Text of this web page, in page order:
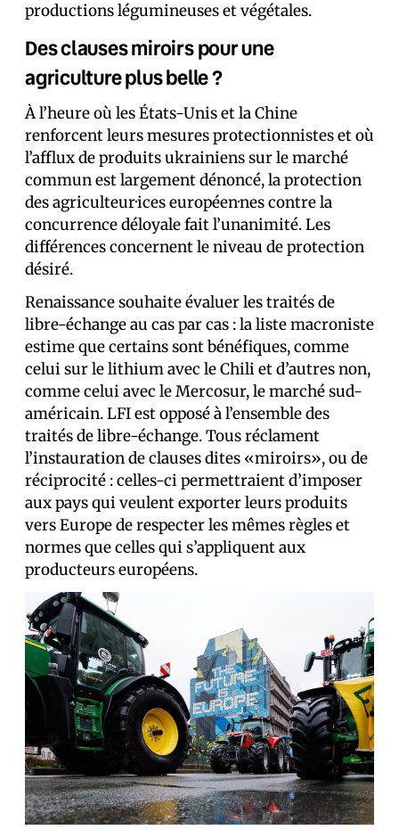
productions légumineuses et végétales.
Des clauses miroirs pour une
agriculture plus belle ?
À l’heure où les États-Unis et la Chine
renforcent leurs mesures protectionnistes et où
l’afflux de produits ukrainiens sur le marché
commun est largement dénoncé, la protection
des agriculteur·ices européen·nes contre la
concurrence déloyale fait l’unanimité. Les
différences concernent le niveau de protection
désiré.
Renaissance souhaite évaluer les traités de
libre-échange au cas par cas : la liste macroniste
estime que certains sont bénéfiques, comme
celui sur le lithium avec le Chili et d’autres non,
comme celui avec le Mercosur, le marché sud-
américain. LFI est opposé à l’ensemble des
traités de libre-échange. Tous réclament
l’instauration de clauses dites «miroirs», ou de
réciprocité : celles-ci permettraient d’imposer
aux pays qui veulent exporter leurs produits
vers Europe de respecter les mêmes règles et
normes que celles qui s’appliquent aux
producteurs européens.